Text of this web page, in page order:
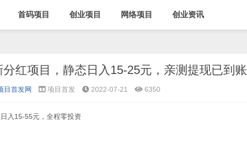
首码项目 创业项目 网络项目 创业资讯
红项目，静态日入15-25元，亲测提现已到账
目首发网 项目首发 2022-07-21 6350
入15-55元，全程零投资